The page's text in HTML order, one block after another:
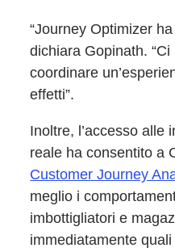
“Journey Optimizer
dichiara Gopinath.
coordinare
effetti”.
Inoltre, l’accesso alle
reale ha consentito a
Customer Journey
meglio i
imbottigliatori e
immediatamente